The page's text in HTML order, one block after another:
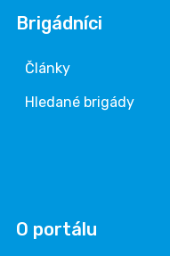
Brigádníci
Články
Hledané brigády
O portálu